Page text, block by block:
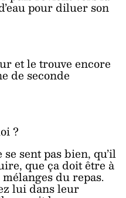
pour diluer son
et le trouve encore
de seconde
?
sent pas bien, qu’il
que ça doit être à
du repas.
lui dans leur